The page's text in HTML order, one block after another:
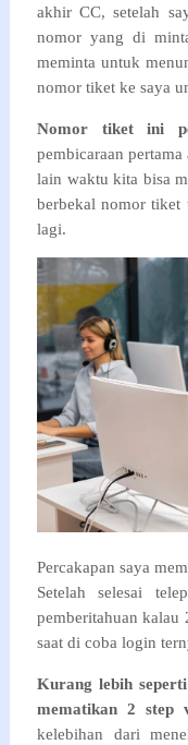
akhir CC, setelah
nomor yang di
meminta untuk
nomor tiket ke saya
Nomor tiket ini
pembicaraan
lain waktu kita bisa
berbekal nomor tiket
lagi.
Percakapan saya
Setelah selesai
pemberitahuan
saat di coba login
Kurang lebih
mematikan 2 step
kelebihan dari